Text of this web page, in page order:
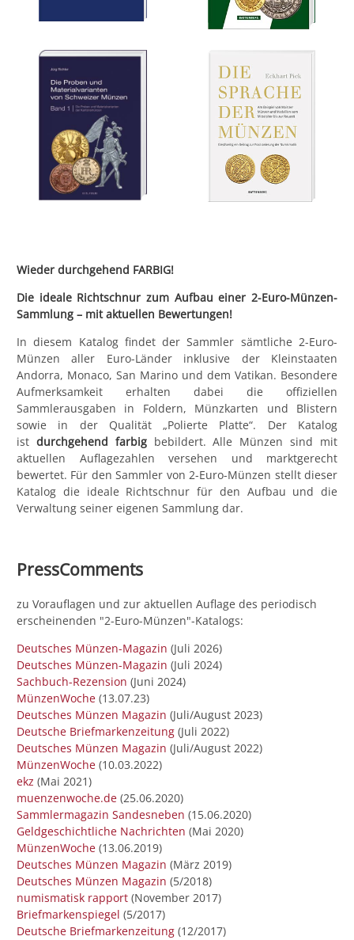
Wieder durchgehend FARBIG!
Die ideale Richtschnur zum Aufbau einer 2-Euro-Münzen-
Sammlung – mit aktuellen Bewertungen!
In diesem Katalog findet der Sammler sämtliche 2-Euro-
Münzen aller Euro-Länder inklusive der Kleinstaaten
Andorra, Monaco, San Marino und dem Vatikan. Besondere
Aufmerksamkeit erhalten dabei die offiziellen
Sammlerausgaben in Foldern, Münzkarten und Blistern
sowie in der Qualität „Polierte Platte“. Der Katalog
ist durchgehend farbigbebildert. Alle Münzen sind mit
aktuellen Auflagezahlen versehen und marktgerecht
bewertet. Für den Sammler von 2-Euro-Münzen stellt dieser
Katalog die ideale Richtschnur für den Aufbau und die
Verwaltung seiner eigenen Sammlung dar.
PressComments
zu Vorauflagen und zur aktuellen Auflage des periodisch
erscheinenden "2-Euro-Münzen"-Katalogs:
Deutsches Münzen-Magazin (Juli 2026)
Deutsches Münzen-Magazin (Juli 2024)
Sachbuch-Rezension (Juni 2024)
MünzenWoche (13.07.23)
Deutsches Münzen Magazin (Juli/August 2023)
Deutsche Briefmarkenzeitung (Juli 2022)
Deutsches Münzen Magazin (Juli/August 2022)
MünzenWoche (10.03.2022)
ekz (Mai 2021)
muenzenwoche.de (25.06.2020)
Sammlermagazin Sandesneben (15.06.2020)
Geldgeschichtliche Nachrichten (Mai 2020)
MünzenWoche (13.06.2019)
Deutsches Münzen Magazin (März 2019)
Deutsches Münzen Magazin (5/2018)
numismatisk rapport (November 2017)
Briefmarkenspiegel (5/2017)
Deutsche Briefmarkenzeitung (12/2017)